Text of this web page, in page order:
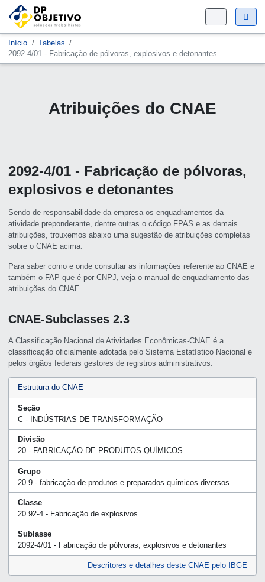
Início
Tabelas
2092-4/01 - Fabricação de pólvoras, explosivos e detonantes
Atribuições do CNAE
2092-4/01 - Fabricação de pólvoras,
explosivos e detonantes
Sendo de responsabilidade da empresa os enquadramentos da
atividade preponderante, dentre outras o código FPAS e as demais
atribuições, trouxemos abaixo uma sugestão de atribuições completas
sobre o CNAE acima.
Para saber como e onde consultar as informações referente ao CNAE e
também o FAP que é por CNPJ, veja o manual de enquadramento das
atribuições do CNAE.
CNAE-Subclasses 2.3
A Classificação Nacional de Atividades Econômicas-CNAE é a
classificação oficialmente adotada pelo Sistema Estatístico Nacional e
pelos órgãos federais gestores de registros administrativos.
Estrutura do CNAE
Seção
C - INDÚSTRIAS DE TRANSFORMAÇÃO
Divisão
20 - FABRICAÇÃO DE PRODUTOS QUÍMICOS
Grupo
20.9 - fabricação de produtos e preparados químicos diversos
Classe
20.92-4 - Fabricação de explosivos
Sublasse
2092-4/01 - Fabricação de pólvoras, explosivos e detonantes
Descritores e detalhes deste CNAE pelo IBGE